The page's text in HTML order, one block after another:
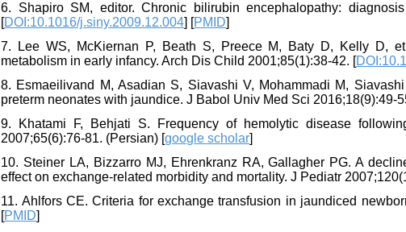
6. Shapiro SM, editor. Chronic bilirubin encephalopathy:
[DOI:10.1016/j.siny.2009.12.004] [PMID]
7. Lee WS, McKiernan P, Beath S, Preece M, Baty D, Kelly D,
metabolism in early infancy. Arch Dis Child 2001;85(1):38-42. [
8. Esmaeilivand M, Asadian S, Siavashi V, Mohammadi M,
preterm neonates with jaundice. J Babol Univ Med Sci 2016;18(9):49-
9. Khatami F, Behjati S. Frequency of hemolytic disease
2007;65(6):76-81. (Persian) [google scholar]
10. Steiner LA, Bizzarro MJ, Ehrenkranz RA, Gallagher PG. A
effect on exchange-related morbidity and mortality. J Pediatr
11. Ahlfors CE. Criteria for exchange transfusion in jaundiced
[PMID]